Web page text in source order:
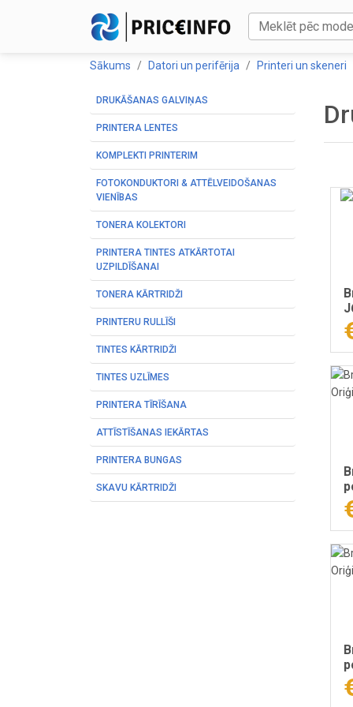
Sākums Datori un perifērija Printeri un skeneri
DRUKĀŠANAS GALVIŅAS
PRINTERA LENTES
KOMPLEKTI PRINTERIM
FOTOKONDUKTORI & ATTĒLVEIDOŠANAS
VIENĪBAS
TONERA KOLEKTORI
PRINTERA TINTES ATKĀRTOTAI
UZPILDĪŠANAI
TONERA KĀRTRIDŽI
PRINTERU RULLĪŠI
TINTES KĀRTRIDŽI
TINTES UZLĪMES
PRINTERA TĪRĪŠANA
ATTĪSTĪŠANAS IEKĀRTAS
PRINTERA BUNGAS
SKAVU KĀRTRIDŽI